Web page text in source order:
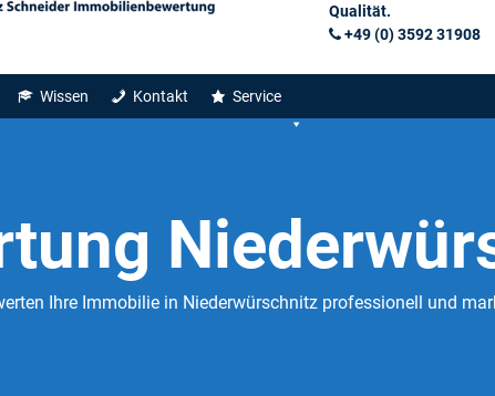
Qualität.
+49 (0) 3592 31908
Wissen Kontakt Service
Ihre Immobilie in Niederwürschnitz professionell und